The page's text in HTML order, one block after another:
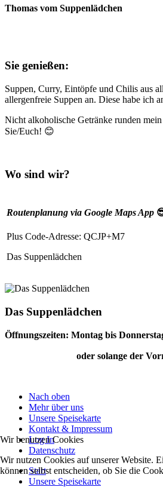
Thomas vom Suppenlädchen
Sie genießen:
Suppen, Curry, Eintöpfe und Chilis aus
allergenfreie Suppen an. Diese habe ich
Nicht alkoholische Getränke runden
Sie/Euch! 😊
Wo sind wir?
Routenplanung via Google Maps App
Plus Code-Adresse: QCJP+M7
Das Suppenlädchen
Das Suppenlädchen
Öffnungszeiten: Montag bis
oder solange der Vorrat
Nach oben
Mehr über uns
Unsere Speisekarte
Kontakt & Impressum
Log In
Datenschutz
Start
Unsere Speisekarte
Wir benutzen Cookies
Wir nutzen Cookies auf unserer Website.
können selbst entscheiden, ob Sie die